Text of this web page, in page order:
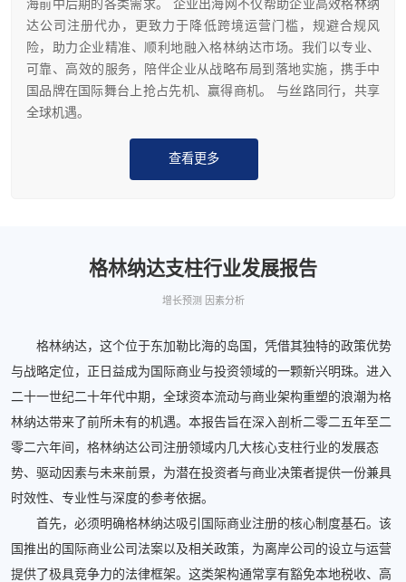
海前中后期的各类需求。 企业出海网不仅帮助企业高效格林纳
达公司注册代办，更致力于降低跨境运营门槛，规避合规风
险，助力企业精准、顺利地融入格林纳达市场。我们以专业、
可靠、高效的服务，陪伴企业从战略布局到落地实施，携手中
国品牌在国际舞台上抢占先机、赢得商机。 与丝路同行，共享
全球机遇。
查看更多
格林纳达支柱行业发展报告
增长预测 因素分析
格林纳达，这个位于东加勒比海的岛国，凭借其独特的政策优势
与战略定位，正日益成为国际商业与投资领域的一颗新兴明珠。进入
二十一世纪二十年代中期，全球资本流动与商业架构重塑的浪潮为格
林纳达带来了前所未有的机遇。本报告旨在深入剖析二零二五年至二
零二六年间，格林纳达公司注册领域内几大核心支柱行业的发展态
势、驱动因素与未来前景，为潜在投资者与商业决策者提供一份兼具
时效性、专业性与深度的参考依据。
首先，必须明确格林纳达吸引国际商业注册的核心制度基石。该
国推出的国际商业公司法案以及相关政策，为离岸公司的设立与运营
提供了极具竞争力的法律框架。这类架构通常享有豁免本地税收、高